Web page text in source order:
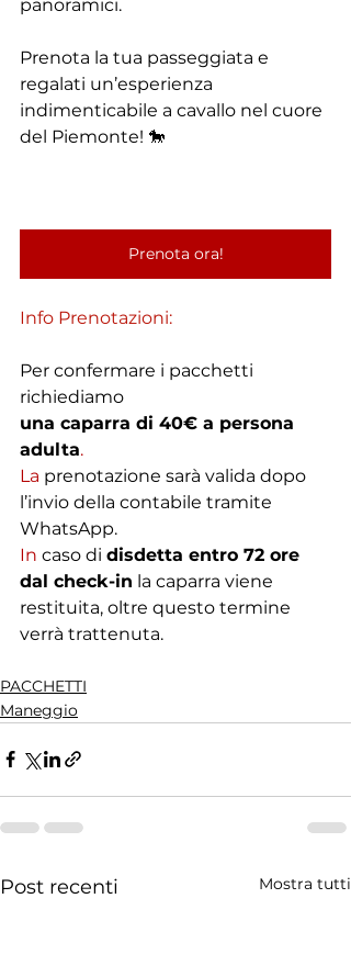
panoramici.
Prenota la tua passeggiata e
regalati un’esperienza
indimenticabile a cavallo nel cuore
del Piemonte! 🐎
Prenota ora!
Info Prenotazioni:
Per confermare i pacchetti
richiediamo
una caparra di 40€ a persona
adulta.
La prenotazione sarà valida dopo
l’invio della contabile tramite
WhatsApp.
In caso di disdetta entro 72 ore
dal check-in la caparra viene
restituita, oltre questo termine
verrà trattenuta.
PACCHETTI
Maneggio
Post recenti Mostra tutti